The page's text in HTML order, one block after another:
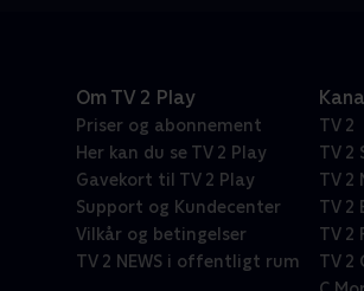
Om TV 2 Play
Priser og abonnement
Her kan du se TV 2 Play
Gavekort til TV 2 Play
Support og Kundecenter
Vilkår og betingelser
TV 2 NEWS i offentligt rum
TV 2
TV 2
TV 2
TV 2
TV 2
TV 2